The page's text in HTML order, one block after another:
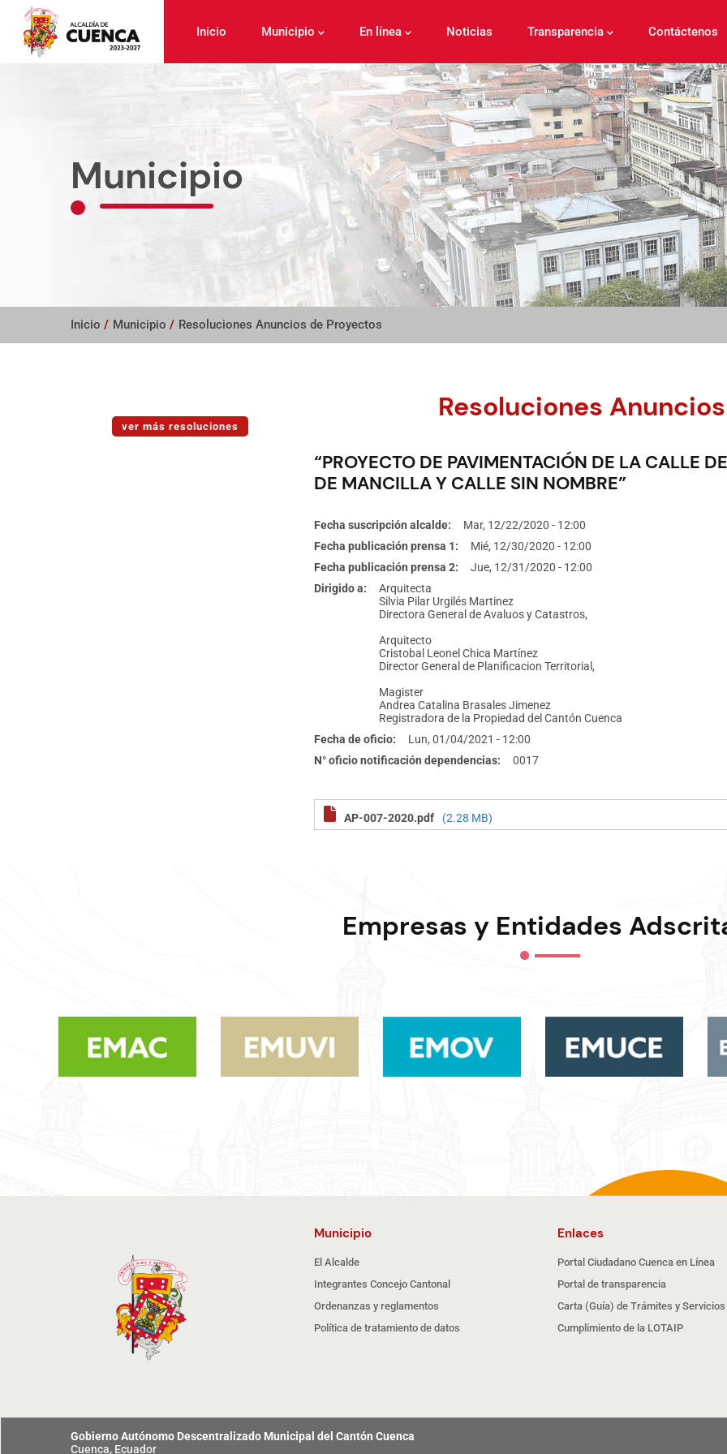
contenido
principal
Inicio Municipio En línea Noticias Transparencia Contáctenos
Municipio
Inicio / Municipio / Resoluciones Anuncios de Proyectos
Resoluciones
“PROYECTO DE PAVIMENTACIÓN DE LA CALLE
DE MANCILLA Y CALLE SIN NOMBRE”
Fecha suscripción alcalde
Mar, 12/22/2020 - 12:00
Fecha publicación prensa 1
Mié, 12/30/2020 - 12:00
Fecha publicación prensa 2
Jue, 12/31/2020 - 12:00
Dirigido a
Arquitecta
Silvia Pilar Urgilés Martinez
Directora General de Avaluos y Catastros,
Arquitecto
Cristobal Leonel Chica Martínez
Director General de Planificacion Territorial,
Magister
Andrea Catalina Brasales Jimenez
Registradora de la Propiedad del Cantón Cuenca
Fecha de oficio
Lun, 01/04/2021 - 12:00
N° oficio notificación dependencias
0017
AP-007-2020.pdf (2.28 MB)
ver más resoluciones
Empresas y Entidades
Municipio
El Alcalde
Integrantes Concejo Cantonal
Ordenanzas y reglamentos
Política de tratamiento de datos
Enlaces
Portal Ciudadano Cuenca en Línea
Portal de transparencia
Carta (Guía) de Trámites y Servicios
Cumplimiento de la LOTAIP
Gobierno Autónomo Descentralizado Municipal del Cantón Cuenca
Cuenca, Ecuador